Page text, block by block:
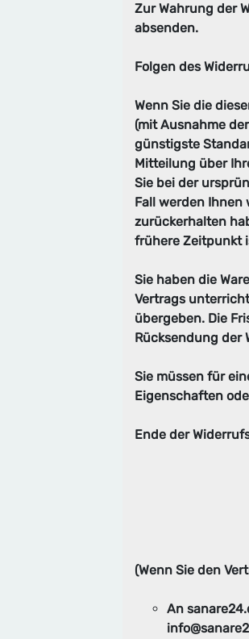
Zur Wahrung der
absenden.
Folgen des
Wenn Sie die
(mit Ausnahme
günstigste
Mitteilung über
Sie bei der
Fall werden Ihnen
zurückerhalten
frühere Zeitpunkt
Sie haben die
Vertrags
übergeben. Die
Rücksendung der
Sie müssen für
Eigenschaften
Ende der
(Wenn Sie den
An